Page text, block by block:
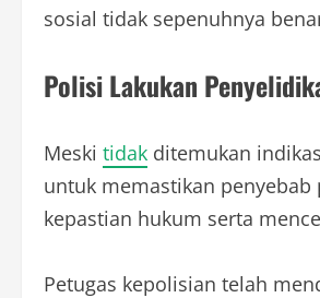
sosial tidak sepenuhnya
Polisi Lakukan
Meski tidak ditemukan
untuk memastikan
kepastian hukum serta
Petugas kepolisian telah